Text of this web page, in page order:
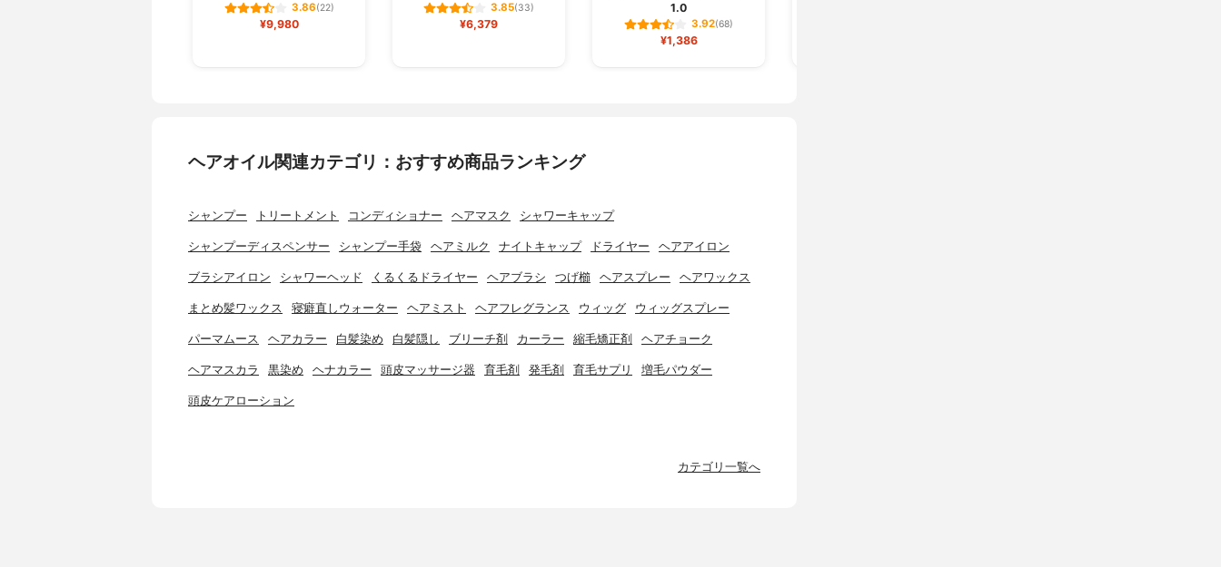
3.86(22)
¥9,980
3.85(33)
¥6,379
1.0
3.92(68)
¥1,386
ヘアオイル関連カテゴリ：おすすめ商品ランキング
シャンプー トリートメント コンディショナー ヘアマスク シャワーキャップ
シャンプーディスペンサー シャンプー手袋 ヘアミルク ナイトキャップ ドライヤー ヘアアイロン
ブラシアイロン シャワーヘッド くるくるドライヤー ヘアブラシ つげ櫛 ヘアスプレー ヘアワックス
まとめ髪ワックス 寝癖直しウォーター ヘアミスト ヘアフレグランス ウィッグ ウィッグスプレー
パーマムース ヘアカラー 白髪染め 白髪隠し ブリーチ剤 カーラー 縮毛矯正剤 ヘアチョーク
ヘアマスカラ 黒染め ヘナカラー 頭皮マッサージ器 育毛剤 発毛剤 育毛サプリ 増毛パウダー
頭皮ケアローション
カテゴリ一覧へ